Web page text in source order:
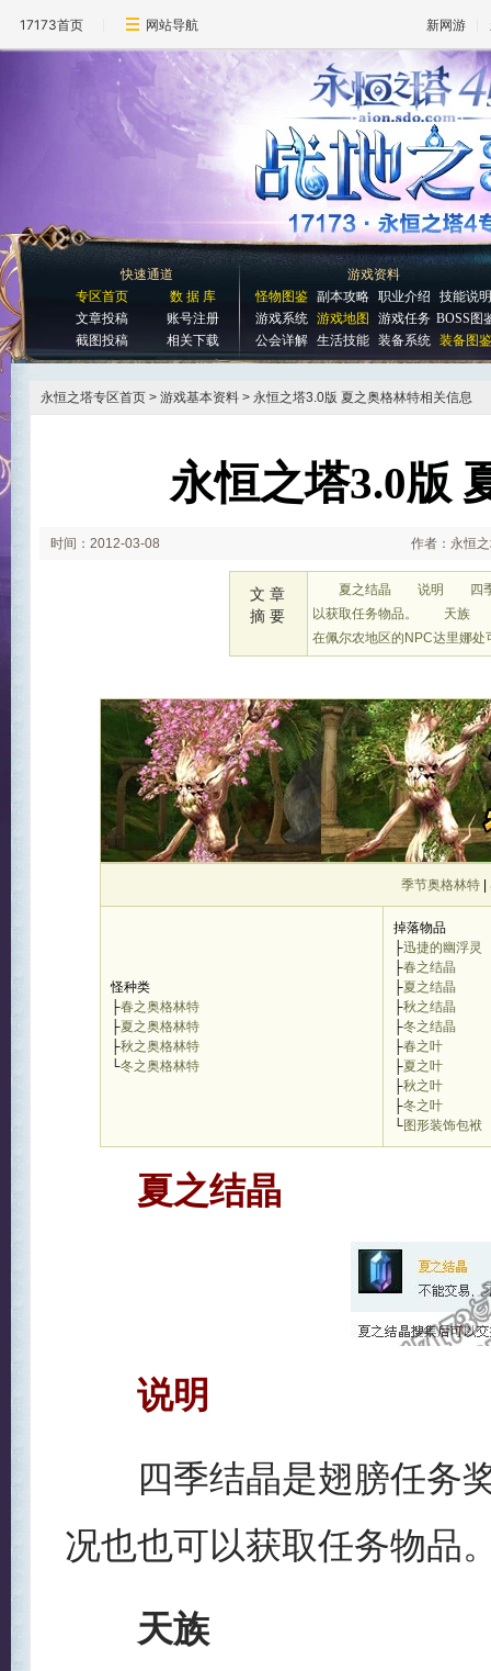
17173首页 网站导航 新网游
快速通道
专区首页
数 据 库
文章投稿
账号注册
截图投稿
相关下载
游戏资料
怪物图鉴
副本攻略 职业介绍
技能说
游戏系统
游戏地图 游戏任务 BOSS图
公会详解
生活技能 装备系统 装备图
永恒之塔专区首页 > 游戏基本资料 > 永恒之塔3.0版 夏之奥格林特相关信息
永恒之塔3.0版
时间：2012-03-08 作者：永恒
文 章
摘 要
夏之结晶 说明 四季结晶
以获取任务物品。 天族
在佩尔农地区的NPC达里娜处
季节奥格林特
怪种类
├春之奥格林特
├夏之奥格林特
├秋之奥格林特
└冬之奥格林特
掉落物品
├迅捷的幽浮灵
├春之结晶
├夏之结晶
├秋之结晶
├冬之结晶
├春之叶
├夏之叶
├秋之叶
├冬之叶
└图形装饰包袱
夏之结晶
说明
四季结晶是翅膀任务奖
况也也可以获取任务物品
天族